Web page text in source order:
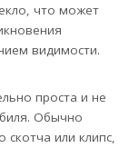
что может
видимости.
проста и не
Обычно
или клипс,